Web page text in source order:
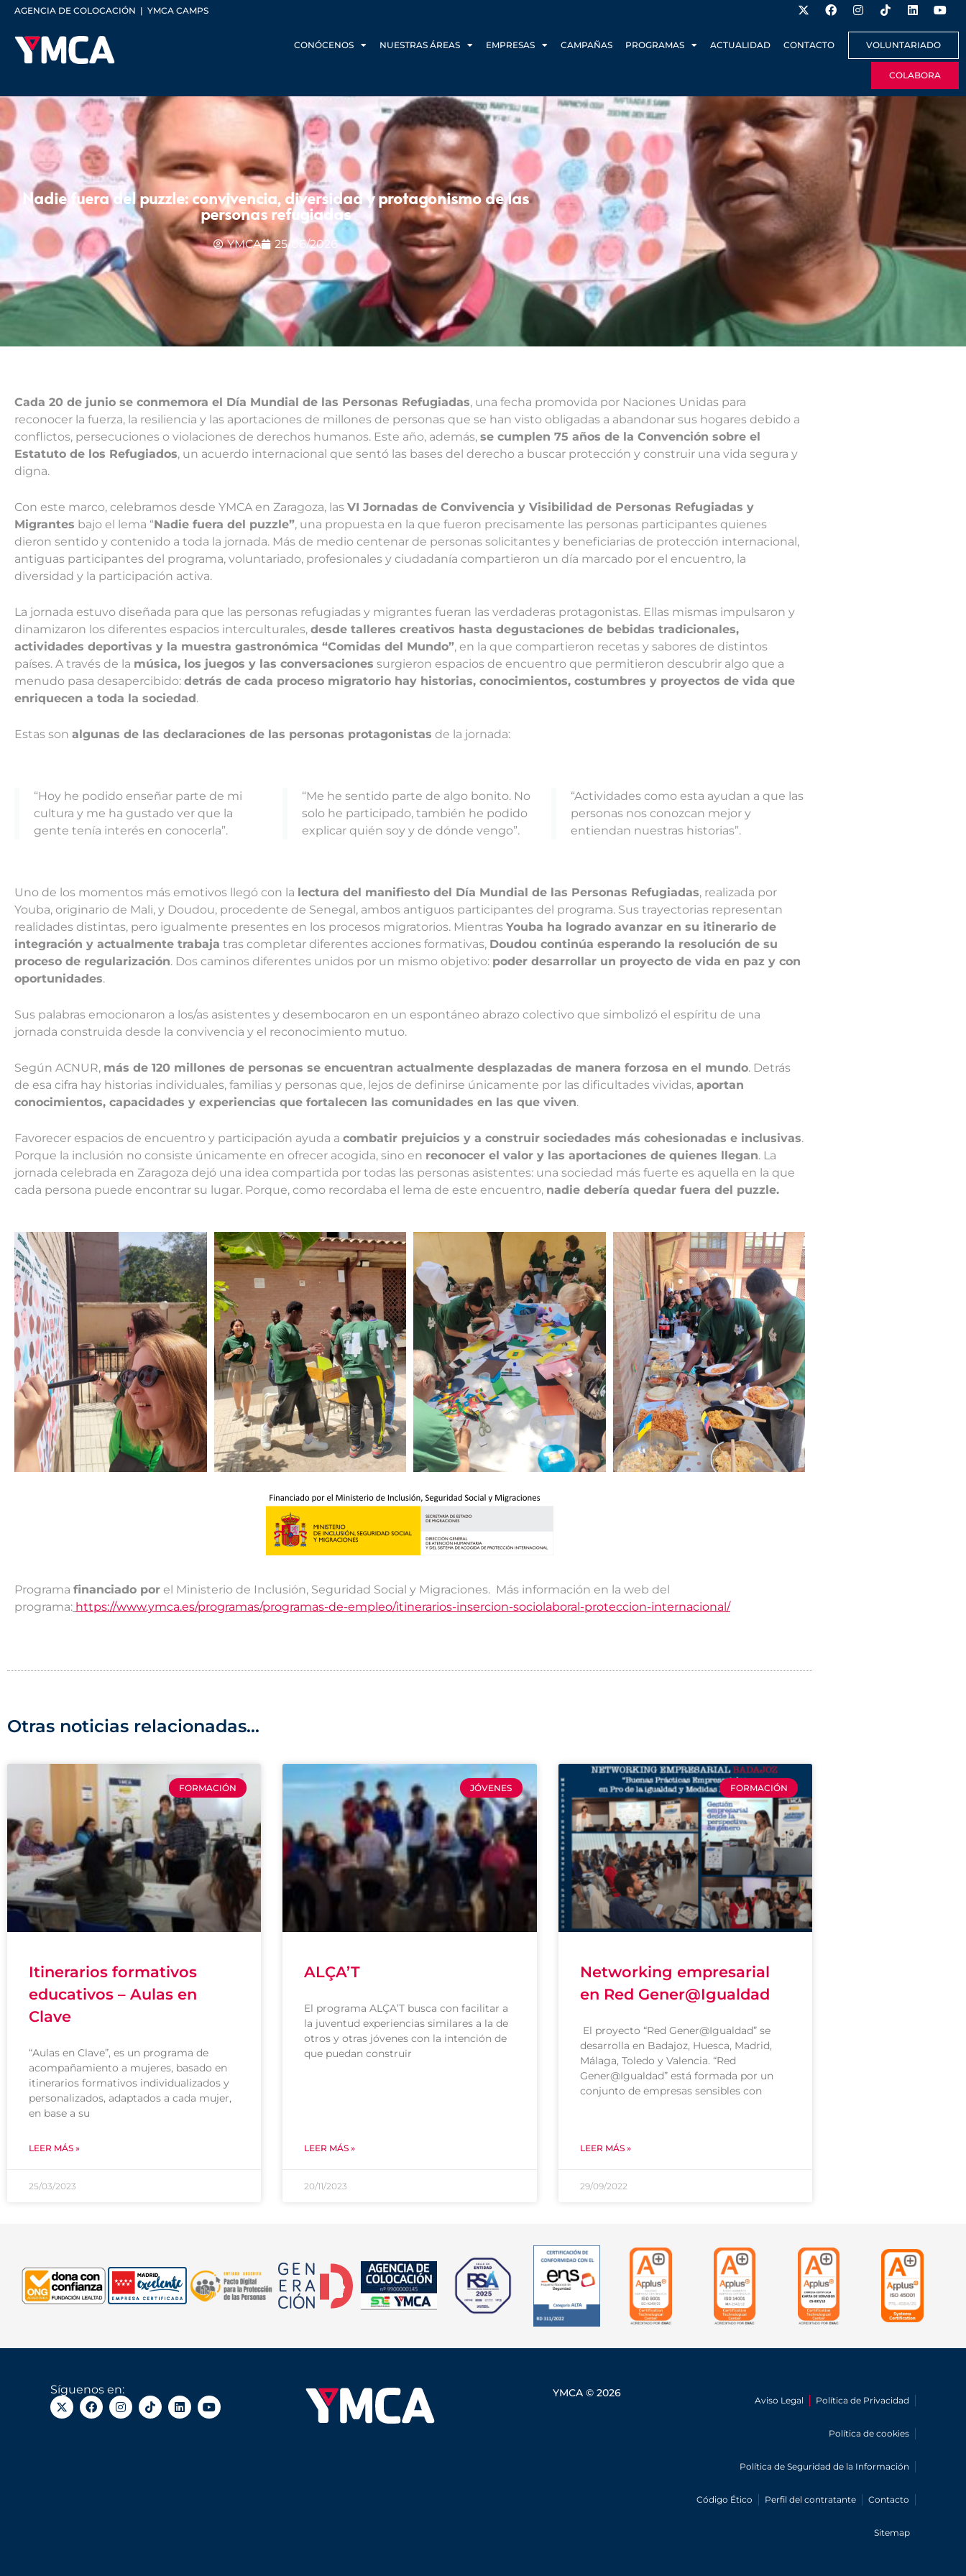
AGENCIA DE COLOCACIÓN | YMCA CAMPS
CONÓCENOS NUESTRAS ÁREAS EMPRESAS CAMPAÑAS PROGRAMAS ACTUALIDAD CONTACTO VOLUNTARIADO
COLABORA
Nadie fuera del puzzle: convivencia, diversidad y protagonismo de las
personas refugiadas
YMCA 25/06/2026
Cada 20 de junio se conmemora el Día Mundial de las Personas Refugiadas, una fecha promovida por Naciones Unidas para
reconocer la fuerza, la resiliencia y las aportaciones de millones de personas que se han visto obligadas a abandonar sus hogares debido a
conflictos, persecuciones o violaciones de derechos humanos. Este año, además, se cumplen 75 años de la Convención sobre el
Estatuto de los Refugiados, un acuerdo internacional que sentó las bases del derecho a buscar protección y construir una vida segura y
digna.
Con este marco, celebramos desde YMCA en Zaragoza, las VI Jornadas de Convivencia y Visibilidad de Personas Refugiadas y
Migrantes bajo el lema “Nadie fuera del puzzle”, una propuesta en la que fueron precisamente las personas participantes quienes
dieron sentido y contenido a toda la jornada. Más de medio centenar de personas solicitantes y beneficiarias de protección internacional,
antiguas participantes del programa, voluntariado, profesionales y ciudadanía compartieron un día marcado por el encuentro, la
diversidad y la participación activa.
La jornada estuvo diseñada para que las personas refugiadas y migrantes fueran las verdaderas protagonistas. Ellas mismas impulsaron y
dinamizaron los diferentes espacios interculturales, desde talleres creativos hasta degustaciones de bebidas tradicionales,
actividades deportivas y la muestra gastronómica “Comidas del Mundo”, en la que compartieron recetas y sabores de distintos
países. A través de la música, los juegos y las conversaciones surgieron espacios de encuentro que permitieron descubrir algo que a
menudo pasa desapercibido: detrás de cada proceso migratorio hay historias, conocimientos, costumbres y proyectos de vida que
enriquecen a toda la sociedad.
Estas son algunas de las declaraciones de las personas protagonistas de la jornada:
“Hoy he podido enseñar parte de mi
cultura y me ha gustado ver que la
gente tenía interés en conocerla”.
“Me he sentido parte de algo bonito. No
solo he participado, también he podido
explicar quién soy y de dónde vengo”.
“Actividades como esta ayudan a que las
personas nos conozcan mejor y
entiendan nuestras historias”.
Uno de los momentos más emotivos llegó con la lectura del manifiesto del Día Mundial de las Personas Refugiadas, realizada por
Youba, originario de Mali, y Doudou, procedente de Senegal, ambos antiguos participantes del programa. Sus trayectorias representan
realidades distintas, pero igualmente presentes en los procesos migratorios. Mientras Youba ha logrado avanzar en su itinerario de
integración y actualmente trabaja tras completar diferentes acciones formativas, Doudou continúa esperando la resolución de su
proceso de regularización. Dos caminos diferentes unidos por un mismo objetivo: poder desarrollar un proyecto de vida en paz y con
oportunidades.
Sus palabras emocionaron a los/as asistentes y desembocaron en un espontáneo abrazo colectivo que simbolizó el espíritu de una
jornada construida desde la convivencia y el reconocimiento mutuo.
Según ACNUR, más de 120 millones de personas se encuentran actualmente desplazadas de manera forzosa en el mundo. Detrás
de esa cifra hay historias individuales, familias y personas que, lejos de definirse únicamente por las dificultades vividas, aportan
conocimientos, capacidades y experiencias que fortalecen las comunidades en las que viven.
Favorecer espacios de encuentro y participación ayuda a combatir prejuicios y a construir sociedades más cohesionadas e inclusivas.
Porque la inclusión no consiste únicamente en ofrecer acogida, sino en reconocer el valor y las aportaciones de quienes llegan. La
jornada celebrada en Zaragoza dejó una idea compartida por todas las personas asistentes: una sociedad más fuerte es aquella en la que
cada persona puede encontrar su lugar. Porque, como recordaba el lema de este encuentro, nadie debería quedar fuera del puzzle.
Programa financiado por el Ministerio de Inclusión, Seguridad Social y Migraciones. Más información en la web del
programa: https://www.ymca.es/programas/programas-de-empleo/itinerarios-insercion-sociolaboral-proteccion-internacional/
Otras noticias relacionadas...
FORMACIÓN
Itinerarios formativos
educativos – Aulas en
Clave
“Aulas en Clave”, es un programa de
acompañamiento a mujeres, basado en
itinerarios formativos individualizados y
personalizados, adaptados a cada mujer,
en base a su
LEER MÁS »
25/03/2023
JÓVENES
ALÇA’T
El programa ALÇA’T busca con facilitar a
la juventud experiencias similares a la de
otros y otras jóvenes con la intención de
que puedan construir
LEER MÁS »
20/11/2023
FORMACIÓN
Networking empresarial
en Red Gener@Igualdad
El proyecto “Red Gener@Igualdad” se
desarrolla en Badajoz, Huesca, Madrid,
Málaga, Toledo y Valencia. “Red
Gener@Igualdad” está formada por un
conjunto de empresas sensibles con
LEER MÁS »
29/09/2022
Síguenos en: YMCA © 2026
Aviso Legal Política de Privacidad
Política de cookies
Política de Seguridad de la Información
Código Ético Perfil del contratante Contacto
Sitemap